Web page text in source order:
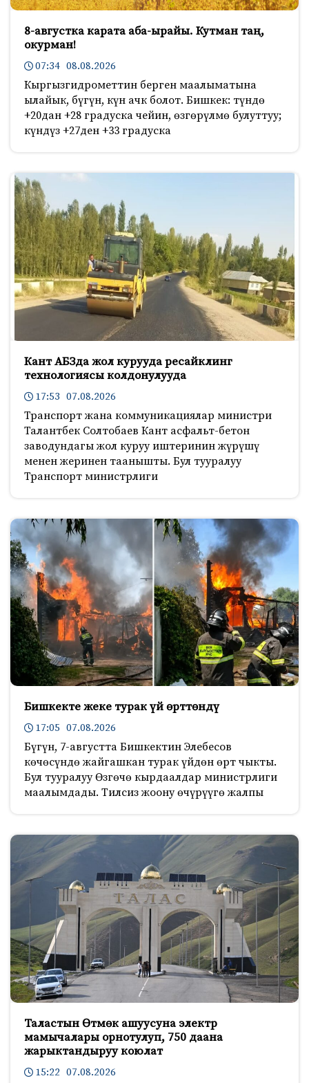
8-августка карата аба-ырайы. Кутман таң,
окурман!
07:34 08.08.2026
Кыргызгидрометтин берген маалыматына
ылайык, бүгүн, күн ачк болот. Бишкек: түндө
+20дан +28 градуска чейин, өзгөрүлмө булуттуу;
күндүз +27ден +33 градуска
Кант АБЗда жол курууда ресайклинг
технологиясы колдонулууда
17:53 07.08.2026
Транспорт жана коммуникациялар министри
Талантбек Солтобаев Кант асфальт-бетон
заводундагы жол куруу иштеринин жүрүшү
менен жеринен таанышты. Бул тууралуу
Транспорт министрлиги
Бишкекте жеке турак үй өрттөндү
17:05 07.08.2026
Бүгүн, 7-августта Бишкектин Элебесов
көчөсүндө жайгашкан турак үйдөн өрт чыкты.
Бул тууралуу Өзгөчө кырдаалдар министрлиги
маалымдады. Тилсиз жоону өчүрүүгө жалпы
Таластын Өтмөк ашуусуна электр
мамычалары орнотулуп, 750 даана
жарыктандыруу коюлат
15:22 07.08.2026